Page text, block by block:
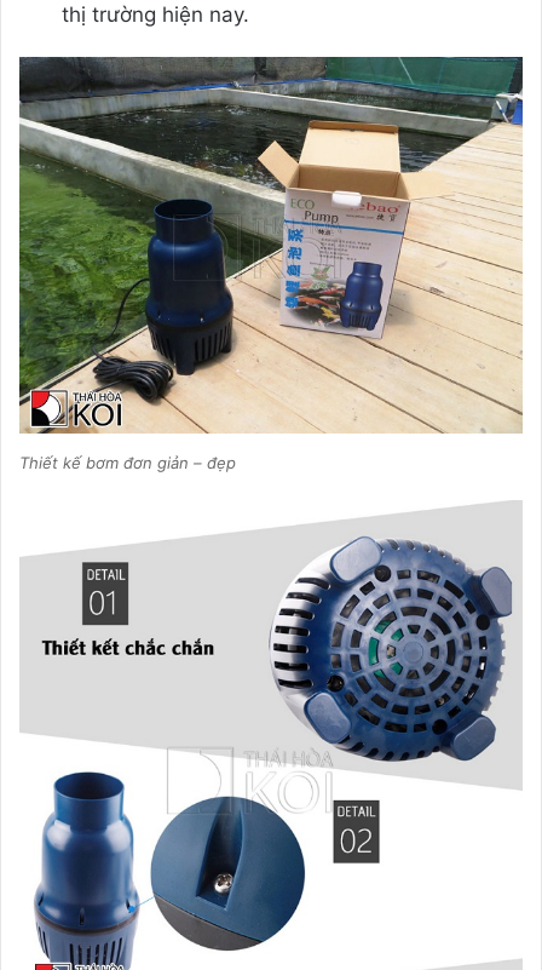
thị trường hiện nay.
Thiết kế bơm đơn giản – đẹp